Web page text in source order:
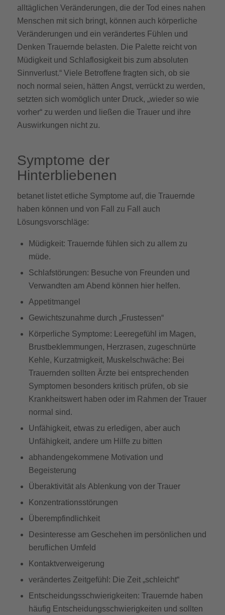
alltäglichen Veränderungen, die der Tod eines nahen
Menschen mit sich bringt, können auch körperliche
Veränderungen und ein verändertes Fühlen und
Denken Trauernde belasten. Die Palette reicht von
Müdigkeit und Schlaflosigkeit bis zum absoluten
Sinnverlust.“ Viele Betroffene fragten sich, ob sie
noch normal seien, hätten Angst, verrückt zu werden,
setzten sich womöglich unter Druck, „wieder so wie
vorher“ zu werden und ließen die Trauer und ihre
Auswirkungen nicht zu.
Symptome der
Hinterbliebenen
betanet listet etliche Symptome auf, die Trauernde
haben können und von Fall zu Fall auch
Lösungsvorschläge:
Müdigkeit: Trauernde fühlen sich zu allem zu
müde.
Schlafstörungen: Besuche von Freunden und
Verwandten am Abend können hier helfen.
Appetitmangel
Gewichtszunahme durch „Frustessen“
Körperliche Symptome: Leeregefühl im Magen,
Brustbeklemmungen, Herzrasen, zugeschnürte
Kehle, Kurzatmigkeit, Muskelschwäche: Bei
Trauernden sollten Ärzte bei entsprechenden
Symptomen besonders kritisch prüfen, ob sie
Krankheitswert haben oder im Rahmen der Trauer
normal sind.
Unfähigkeit, etwas zu erledigen, aber auch
Unfähigkeit, andere um Hilfe zu bitten
abhandengekommene Motivation und
Begeisterung
Überaktivität als Ablenkung von der Trauer
Konzentrationsstörungen
Überempfindlichkeit
Desinteresse am Geschehen im persönlichen und
beruflichen Umfeld
Kontaktverweigerung
verändertes Zeitgefühl: Die Zeit „schleicht“
Entscheidungsschwierigkeiten: Trauernde haben
häufig Entscheidungsschwierigkeiten und sollten